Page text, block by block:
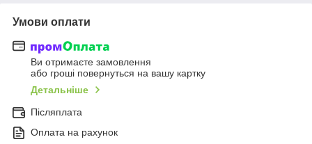
Умови оплати
Ви отримаєте замовлення
або гроші повернуться на вашу картку
Детальніше
Післяплата
Оплата на рахунок